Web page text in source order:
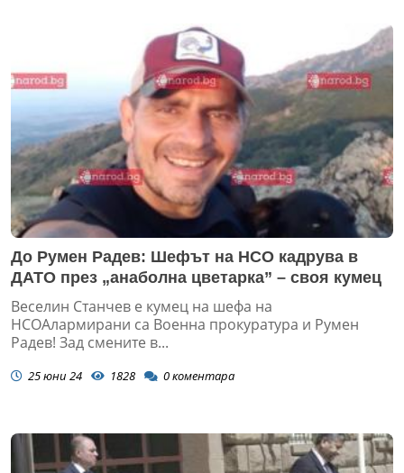
До Румен Радев: Шефът на НСО кадрува в
ДАТО през „анаболна цветарка” – своя кумец
Веселин Станчев е кумец на шефа на
НСОАлармирани са Военна прокуратура и Румен
Радев! Зад смените в...
25 юни 24 1828 0коментара